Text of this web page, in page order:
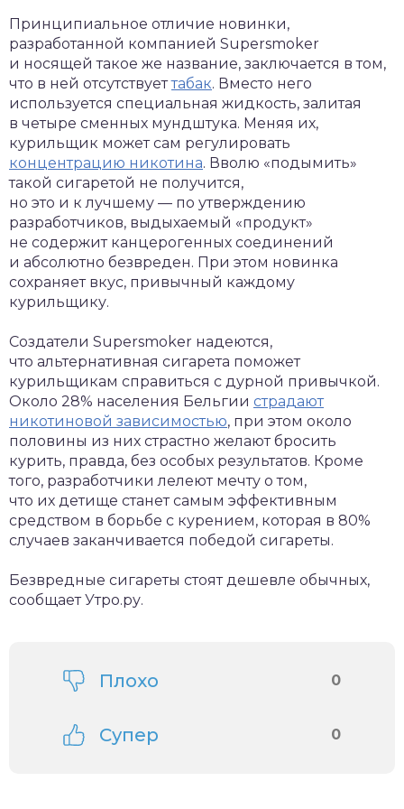
Принципиальное отличие новинки,
разработанной компанией Supersmoker
и носящей такое же название, заключается в том,
что в ней отсутствуеттабак. Вместо него
используется специальная жидкость, залитая
в четыре сменных мундштука. Меняя их,
курильщик может сам регулировать
концентрацию никотина. Вволю «подымить»
такой сигаретой не получится,
но это и к лучшему — по утверждению
разработчиков, выдыхаемый «продукт»
не содержит канцерогенных соединений
и абсолютно безвреден. При этом новинка
сохраняет вкус, привычный каждому
курильщику.
Создатели Supersmoker надеются,
что альтернативная сигарета поможет
курильщикам справиться с дурной привычкой.
Около 28% населения Бельгии страдают
никотиновой зависимостью, при этом около
половины из них страстно желают бросить
курить, правда, без особых результатов. Кроме
того, разработчики лелеют мечту о том,
что их детище станет самым эффективным
средством в борьбе с курением, которая в 80%
случаев заканчивается победой сигареты.
Безвредные сигареты стоят дешевле обычных,
сообщает Утро.ру.
Плохо 0
Супер 0